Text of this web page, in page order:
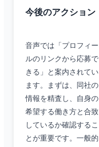
今後のアクション
音声では「プロフィー
ルのリンクから応募で
きる」と案内されてい
ます。まずは、同社の
情報を精査し、自身の
希望する働き方と合致
しているか確認するこ
とが重要です。一般的